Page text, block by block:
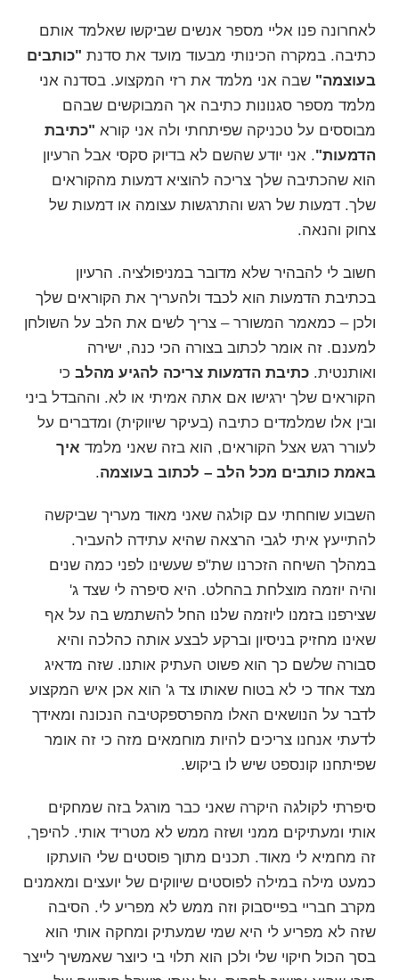
לאחרונה פנו אליי מספר אנשים שביקשו שאלמד אותם
כתיבה. במקרה הכינותי מבעוד מועד את סדנת "כותבים
בעוצמה" שבה אני מלמד את רזי המקצוע. בסדנה אני
מלמד מספר סגנונות כתיבה אך המבוקשים שבהם
מבוססים על טכניקה שפיתחתי ולה אני קורא "כתיבת
הדמעות". אני יודע שהשם לא בדיוק סקסי אבל הרעיון
הוא שהכתיבה שלך צריכה להוציא דמעות מהקוראים
שלך. דמעות של רגש והתרגשות עצומה או דמעות של
צחוק והנאה.
חשוב לי להבהיר שלא מדובר במניפולציה. הרעיון
בכתיבת הדמעות הוא לכבד ולהעריך את הקוראים שלך
ולכן – כמאמר המשורר – צריך לשים את הלב על השולחן
למענם. זה אומר לכתוב בצורה הכי כנה, ישירה
ואותנטית. כתיבת הדמעות צריכה להגיע מהלב כי
הקוראים שלך ירגישו אם אתה אמיתי או לא. וההבדל ביני
ובין אלו שמלמדים כתיבה (בעיקר שיווקית) ומדברים על
לעורר רגש אצל הקוראים, הוא בזה שאני מלמד איך
באמת כותבים מכל הלב – לכתוב בעוצמה.
השבוע שוחחתי עם קולגה שאני מאוד מעריך שביקשה
להתייעץ איתי לגבי הרצאה שהיא עתידה להעביר.
במהלך השיחה הזכרנו שת"פ שעשינו לפני כמה שנים
והיה יוזמה מוצלחת בהחלט. היא סיפרה לי שצד ג'
שצירפנו בזמנו ליוזמה שלנו החל להשתמש בה על אף
שאינו מחזיק בניסיון וברקע לבצע אותה כהלכה והיא
סבורה שלשם כך הוא פשוט העתיק אותנו. שזה מדאיג
מצד אחד כי לא בטוח שאותו צד ג' הוא אכן איש המקצוע
לדבר על הנושאים האלו מהפרספקטיבה הנכונה ומאידך
לדעתי אנחנו צריכים להיות מוחמאים מזה כי זה אומר
שפיתחנו קונספט שיש לו ביקוש.
סיפרתי לקולגה היקרה שאני כבר מורגל בזה שמחקים
אותי ומעתיקים ממני ושזה ממש לא מטריד אותי. להיפך,
זה מחמיא לי מאוד. תכנים מתוך פוסטים שלי הועתקו
כמעט מילה במילה לפוסטים שיווקים של יועצים ומאמנים
מקרב חבריי בפייסבוק וזה ממש לא מפריע לי. הסיבה
שזה לא מפריע לי היא שמי שמעתיק ומחקה אותי הוא
בסך הכול חיקוי שלי ולכן הוא תלוי בי כיוצר שאמשיך לייצר